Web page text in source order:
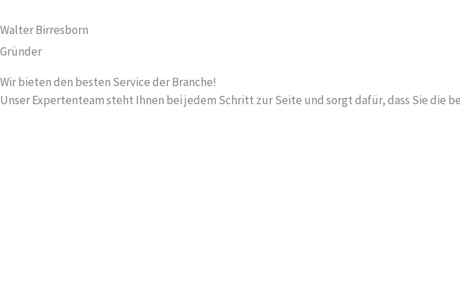
Walter Birresborn
Gründer
Wir bieten den besten Service der Branche!
Unser Expertenteam steht Ihnen bei jedem Schritt zur Seite und sorgt dafür, dass Sie die